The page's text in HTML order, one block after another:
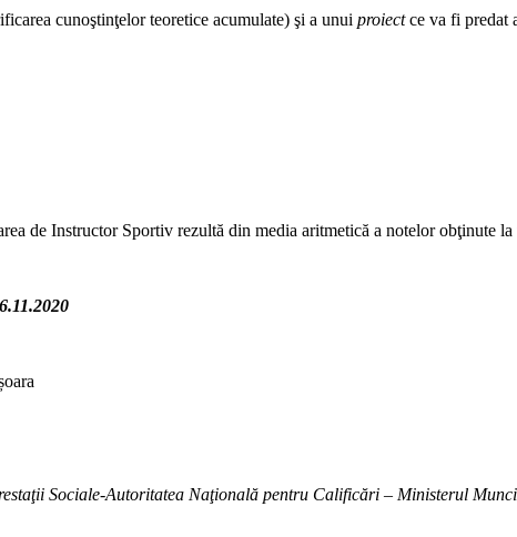
cunoştinţelor teoretice acumulate) şi a unui proiectce va fi predat
de Instructor Sportiv rezultă din media aritmetică a notelor obţinute
Sociale-Autoritatea Naţională pentru Calificări – Ministerul